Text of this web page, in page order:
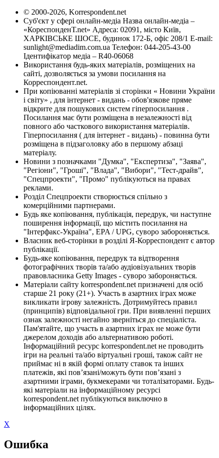
© 2000-2026, Korrespondent.net
Суб'єкт у сфері онлайн-медіа Назва онлайн-медіа –
«КореспонденТ.net» Адреса: 02091, місто Київ,
ХАРКІВСЬКЕ ШОСЕ, будинок 172-Б, офіс 208/1 E-mail:
sunlight@mediadim.com.ua Телефон: 044-205-43-00
Ідентифікатор медіа – R40-06068
Використання будь-яких матеріалів, розміщених на
сайті, дозволяється за умови посилання на
Корреспондент.net.
При копіюванні матеріалів зі сторінки « Новини України
і світу» , для інтернет - видань - обов'язкове пряме
відкрите для пошукових систем гіперпосилання .
Посилання має бути розміщена в незалежності від
повного або часткового використання матеріалів.
Гіперпосилання ( для інтернет - видань) - повинна бути
розміщена в підзаголовку або в першому абзаці
матеріалу.
Новини з позначками "Думка", "Експертиза", "Заява",
"Регіони", "Гроші", "Влада", "Вибори", "Тест-драйв",
"Спецпроекти", "Промо" публікуються на правах
реклами.
Розділ Спецпроекти створюється спільно з
комерційними партнерами.
Будь яке копіювання, публікація, передрук, чи наступне
поширення інформації, що містить посилання на
"Інтерфакс-Україна", EPA / UPG, суворо забороняється.
Власник веб-сторінки в розділі Я-Корреспондент є автор
публікації.
Будь-яке копіювання, передрук та відтворення
фотографічних творів та/або аудіовізуальних творів
правовласника Getty Images - суворо забороняється.
Матеріали сайту korrespondent.net призначені для осіб
старше 21 року (21+). Участь в азартних іграх може
викликати ігрову залежність. Дотримуйтесь правил
(принципів) відповідальної гри. При виявленні перших
ознак залежності негайно зверніться до спеціаліста.
Пам'ятайте, що участь в азартних іграх не може бути
джерелом доходів або альтернативою роботі.
Інформаційний ресурс korrespondent.net не проводить
ігри на реальні та/або віртуальні гроші, також сайт не
приймає ні в якій формі оплату ставок та інших
платежів, які пов’язані/можуть бути пов’язані з
азартними іграми, букмекерами чи тоталізаторами. Будь-
які матеріали на інформаційному ресурсі
korrespondent.net публікуються виключно в
інформаційних цілях.
X
Ошибка